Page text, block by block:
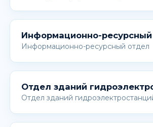
Информационно-
Информационно-ресурсный отдел
Отдел зданий
Отдел зданий